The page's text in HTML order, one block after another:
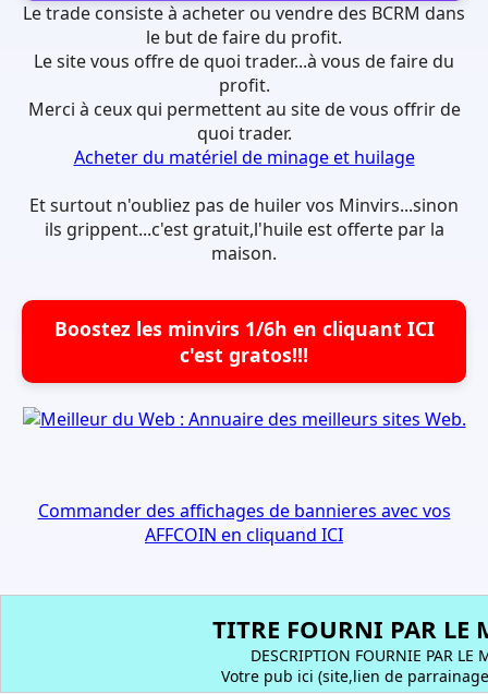
Le trade consiste à acheter ou vendre des BCRM dans
le but de faire du profit.
Le site vous offre de quoi trader...à vous de faire du
profit.
Merci à ceux qui permettent au site de vous offrir de
quoi trader.
Acheter du matériel de minage et huilage
Et surtout n'oubliez pas de huiler vos Minvirs...sinon
ils grippent...c'est gratuit,l'huile est offerte par la
maison.
Boostez les minvirs 1/6h en cliquant ICI
c'est gratos!!!
Commander des affichages de bannieres avec vos
AFFCOIN en cliquand ICI
TITRE FOURNI PAR LE
DESCRIPTION FOURNIE PAR LE
Votre pub ici (site,lien de